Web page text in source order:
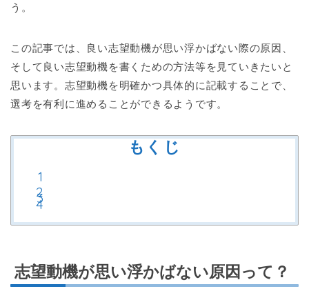
う。
この記事では、良い志望動機が思い浮かばない際の原因、
そして良い志望動機を書くための方法等を見ていきたいと
思います。志望動機を明確かつ具体的に記載することで、
選考を有利に進めることができるようです。
もくじ
志望動機が思い浮かばない原因って？